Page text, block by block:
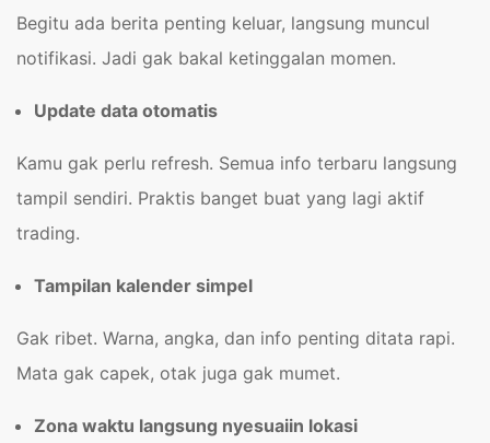
Begitu ada berita penting keluar, langsung muncul
notifikasi. Jadi gak bakal ketinggalan momen.
Update data otomatis
Kamu gak perlu refresh. Semua info terbaru langsung
tampil sendiri. Praktis banget buat yang lagi aktif
trading.
Tampilan kalender simpel
Gak ribet. Warna, angka, dan info penting ditata rapi.
Mata gak capek, otak juga gak mumet.
Zona waktu langsung nyesuaiin lokasi